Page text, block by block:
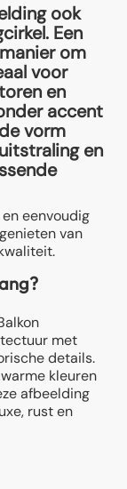
ook
Een
om
voor
en
accent
vorm
en
eenvoudig
van
met
details.
kleuren
afbeelding
rust en